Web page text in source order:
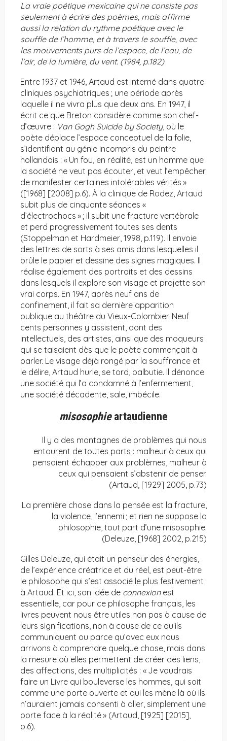
La vraie poétique mexicaine qui ne consiste pas
seulement à écrire des poèmes, mais affirme
aussi la relation du rythme poétique avec le
souffle de l’homme, et à travers le souffle, avec
les mouvements purs de l’espace, de l’eau, de
l’air, de la lumière, du vent. (1984, p.182)
Entre 1937 et 1946, Artaud est interné dans quatre
cliniques psychiatriques ; une période après
laquelle il ne vivra plus que deux ans. En 1947, il
écrit ce que Breton considère comme son chef-
d’œuvre : Van Gogh Suicide by Society, où le
poète déplace l’espace conceptuel de la folie,
s’identifiant au génie incompris du peintre
hollandais : « Un fou, en réalité, est un homme que
la société ne veut pas écouter, et veut l’empêcher
de manifester certaines intolérables vérités »
([1968] [2008] p.6). À la clinique de Rodez, Artaud
subit plus de cinquante séances «
d’électrochocs » ; il subit une fracture vertébrale
et perd progressivement toutes ses dents
(Stoppelman et Hardmeier, 1998, p.119). Il envoie
des lettres de sorts à ses amis dans lesquelles il
brûle le papier et dessine des signes magiques. Il
réalise également des portraits et des dessins
dans lesquels il explore son visage et projette son
vrai corps. En 1947, après neuf ans de
confinement, il fait sa dernière apparition
publique au théâtre du Vieux-Colombier. Neuf
cents personnes y assistent, dont des
intellectuels, des artistes, ainsi que des moqueurs
qui se taisaient dès que le poète commençait à
parler. Le visage déjà rongé par la souffrance et
le délire, Artaud hurle, se tord, balbutie. Il dénonce
une société qui l’a condamné à l’enfermement,
une société décadente, sale, imbécile.
misosophieartaudienne
Il y a des montagnes de problèmes qui nous
entourent de toutes parts : malheur à ceux qui
pensaient échapper aux problèmes, malheur à
ceux qui pensaient s’abstenir de penser.
(Artaud, [1929] 2005, p.73)
La première chose dans la pensée est la fracture,
la violence, l’ennemi ; et rien ne suppose la
philosophie, tout part d’une misosophie.
(Deleuze, [1968] 2002, p.215)
Gilles Deleuze, qui était un penseur des énergies,
de l’expérience créatrice et du réel, est peut-être
le philosophe qui s’est associé le plus festivement
à Artaud. Et ici, son idée de connexionest
essentielle, car pour ce philosophe français, les
livres peuvent nous être utiles non pas à cause de
leurs significations, non à cause de ce qu’ils
communiquent ou parce qu’avec eux nous
arrivons à comprendre quelque chose, mais dans
la mesure où elles permettent de créer des liens,
des affections, des multiplicités : « Je voudrais
faire un Livre qui bouleverse les hommes, qui soit
comme une porte ouverte et qui les mène là où ils
n’auraient jamais consenti à aller, simplement une
porte face à la réalité » (Artaud, [1925] [2015],
p.6).